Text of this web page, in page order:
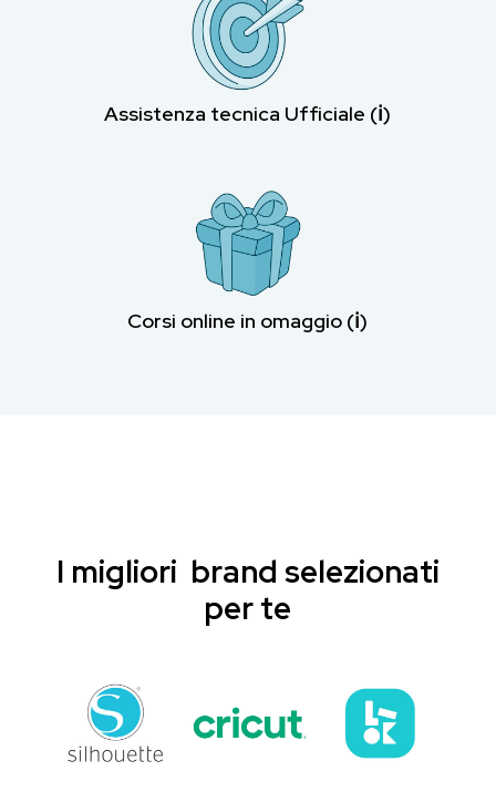
Assistenza tecnica Ufficiale (ℹ︎)
Corsi online in omaggio (ℹ︎)
I migliori brand selezionati
per te